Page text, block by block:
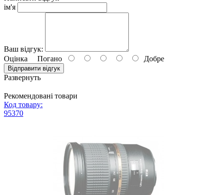
ім'я
Ваш відгук:
Оцінка Погано Добре
Відправити відгук
Развернуть
Рекомендовані товари
Код товару:
95370